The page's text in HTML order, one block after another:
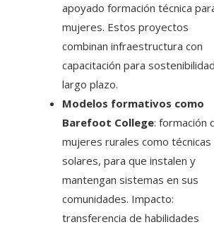
apoyado formación técnica
mujeres. Estos proyectos
combinan infraestructura con
capacitación para
largo plazo.
Modelos formativos como
Barefoot College: formación
mujeres rurales como técnicas
solares, para que instalen y
mantengan sistemas en sus
comunidades. Impacto:
transferencia de habilidades